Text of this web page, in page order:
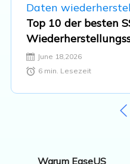
Daten
Top 10 der besten
Windows und Mac
June 18,2026
6min. Lesezeit
Warum EaseUS